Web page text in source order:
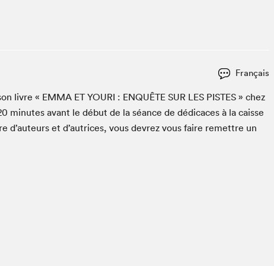
Le Salon dans ta classe
Liseur Public
Matinées scolaires Hydro-Québec
Français
livre « EMMA ET YOURI : ENQUÊTE SUR LES PISTES» chez
min­utes avant le début de la séance de dédi­caces à la caisse
d’auteurs et d’autrices, vous devrez vous faire remet­tre un